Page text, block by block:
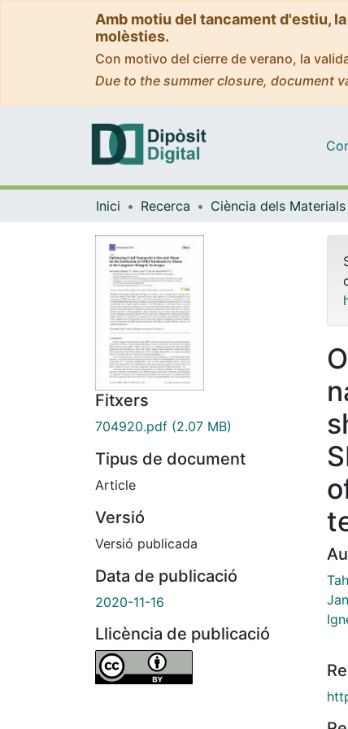
Amb motiu del tancament d'estiu,
molèsties.
Con motivo del cierre de verano, la
Due to the summer closure, document
Inici Recerca
Fitxers
704920.pdf (2.07 MB)
Tipus de document
Article
Versió
Versió publicada
Data de publicació
2020-11-16
Llicència de publicació